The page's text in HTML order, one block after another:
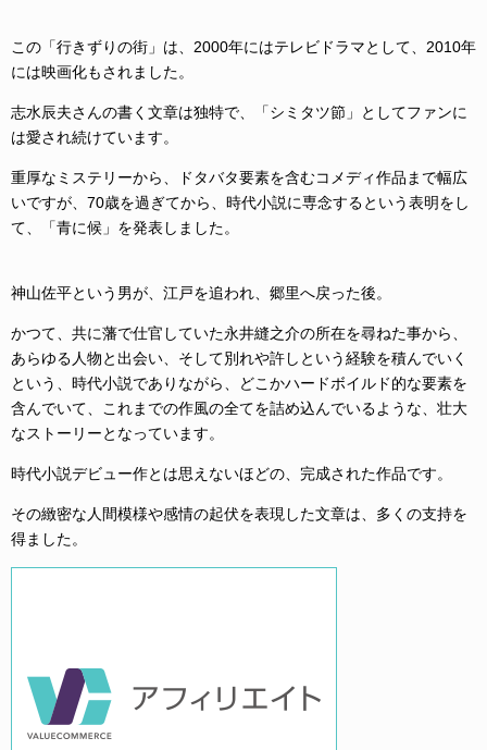
この「行きずりの街」は、2000年にはテレビドラマとして、2010年
には映画化もされました。
志水辰夫さんの書く文章は独特で、「シミタツ節」としてファンに
は愛され続けています。
重厚なミステリーから、ドタバタ要素を含むコメディ作品まで幅広
いですが、70歳を過ぎてから、時代小説に専念するという表明をし
て、「青に候」を発表しました。
神山佐平という男が、江戸を追われ、郷里へ戻った後。
かつて、共に藩で仕官していた永井縫之介の所在を尋ねた事から、
あらゆる人物と出会い、そして別れや許しという経験を積んでいく
という、時代小説でありながら、どこかハードボイルド的な要素を
含んでいて、これまでの作風の全てを詰め込んでいるような、壮大
なストーリーとなっています。
時代小説デビュー作とは思えないほどの、完成された作品です。
その緻密な人間模様や感情の起伏を表現した文章は、多くの支持を
得ました。